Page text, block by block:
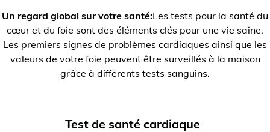
Un regard global sur votre santé:Les tests pour la santé du
cœur et du foie sont des éléments clés pour une vie saine.
Les premiers signes de problèmes cardiaques ainsi que les
valeurs de votre foie peuvent être surveillés à la maison
grâce à différents tests sanguins.
Test de santé cardiaque